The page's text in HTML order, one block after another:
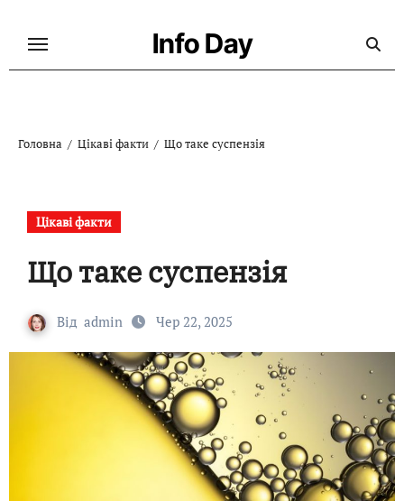
Info Day
Головна Цікаві факти Що таке суспензія
Цікаві факти
Що таке суспензія
Від admin Чер 22, 2025